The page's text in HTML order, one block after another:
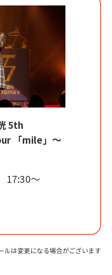
5th
「mile」～
17:30〜
ルは変更になる場合がございます